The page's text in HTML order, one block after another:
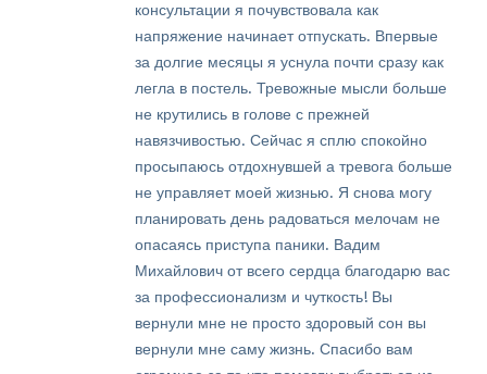
консультации я почувствовала как
напряжение начинает отпускать. Впервые
за долгие месяцы я уснула почти сразу как
легла в постель. Тревожные мысли больше
не крутились в голове с прежней
навязчивостью. Сейчас я сплю спокойно
просыпаюсь отдохнувшей а тревога больше
не управляет моей жизнью. Я снова могу
планировать день радоваться мелочам не
опасаясь приступа паники. Вадим
Михайлович от всего сердца благодарю вас
за профессионализм и чуткость! Вы
вернули мне не просто здоровый сон вы
вернули мне саму жизнь. Спасибо вам